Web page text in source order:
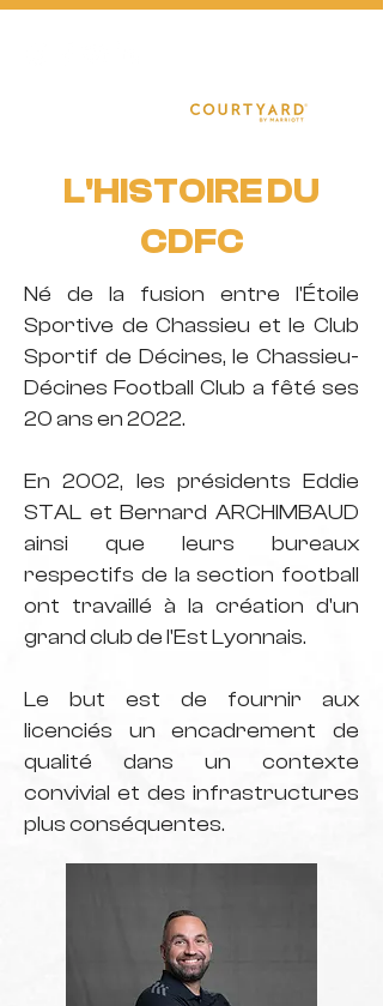
L'HISTOIRE DU
CDFC
Né de la fusion entre l'Étoile
Sportive de Chassieu et le Club
Sportif de Décines, le Chassieu-
Décines Football Club a fêté ses
20 ans en 2022.
En 2002, les présidents Eddie
STAL et Bernard ARCHIMBAUD
ainsi que leurs bureaux
respectifs de la section football
ont travaillé à la création d'un
grand club de l'Est Lyonnais.
Le but est de fournir aux
licenciés un encadrement de
qualité dans un contexte
convivial et des infrastructures
plus conséquentes.